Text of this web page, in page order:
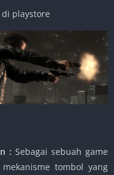
playstore
:Sebagai sebuah game
tombol yang